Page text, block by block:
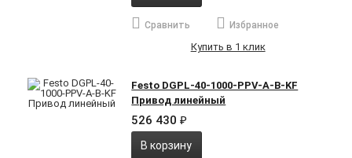
Сравнить Избранное
Купить в 1 клик
Festo DGPL-40-1000-PPV-A-B-KF
Привод линейный
526 430₽
В корзину